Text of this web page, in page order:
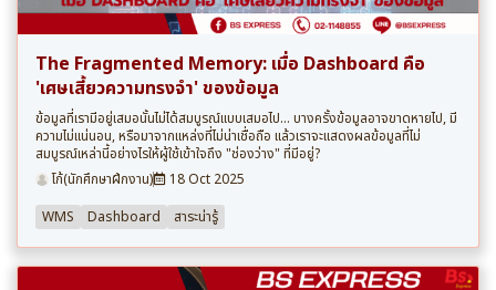
The Fragmented Memory: เมื่อ Dashboard คือ
'เศษเสี้ยวความทรงจำ' ของข้อมูล
ข้อมูลที่เรามีอยู่เสมอนั้นไม่ได้สมบูรณ์แบบเสมอไป... บางครั้งข้อมูลอาจขาดหายไป, มี
ความไม่แน่นอน, หรือมาจากแหล่งที่ไม่น่าเชื่อถือ แล้วเราจะแสดงผลข้อมูลที่ไม่
สมบูรณ์เหล่านี้อย่างไรให้ผู้ใช้เข้าใจถึง "ช่องว่าง" ที่มีอยู่?
โก้(นักศึกษาฝึกงาน)
18 Oct 2025
WMS
Dashboard สาระน่ารู้